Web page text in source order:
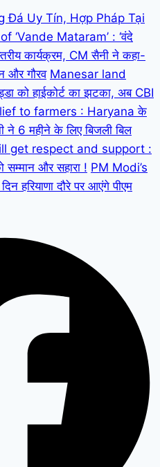
Đá Uy Tín, Hợp Pháp Tại
‘Vande Mataram’ : ‘वंदे
कार्यक्रम, CM सैनी ने कहा-
और गौरव Manesar land
को हाईकोर्ट का झटका, अब CBI
to farmers : Haryana के
ने 6 महीने के लिए बिजली बिल
get respect and support :
सम्मान और सहारा ! PM Modi’s
दौरे पर आएंगे पीएम